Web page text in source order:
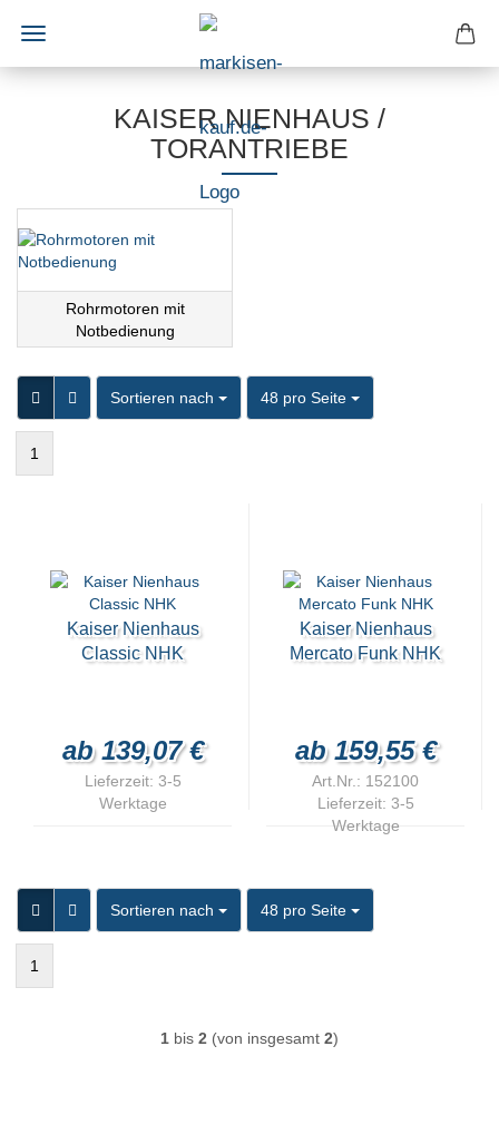
KAISER NIENHAUS /
TORANTRIEBE
Rohrmotoren mit
Notbedienung
Sortieren nach
Sortieren nach 48 pro Seite
pro Seite
1
Kaiser Nienhaus
Classic NHK
ab 139,07 €
Lieferzeit: 3-5
Werktage
Kaiser Nienhaus
Mercato Funk NHK
ab 159,55 €
Art.Nr.: 152100
Lieferzeit: 3-5
Werktage
Sortieren nach
Sortieren nach 48 pro Seite
pro Seite
1
1 bis 2 (von insgesamt 2)